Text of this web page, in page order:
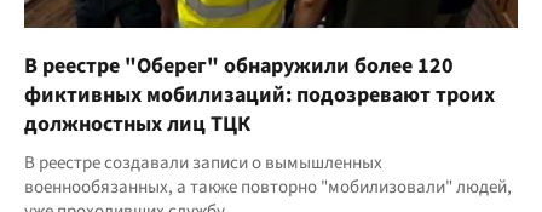
В реестре "Оберег" обнаружили более 120
фиктивных мобилизаций: подозревают троих
должностных лиц ТЦК
В реестре создавали записи о вымышленных
военнообязанных, а также повторно "мобилизовали" людей,